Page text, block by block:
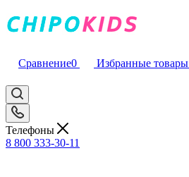
Сравнение0 Избранные товары
Телефоны
8 800 333-30-11